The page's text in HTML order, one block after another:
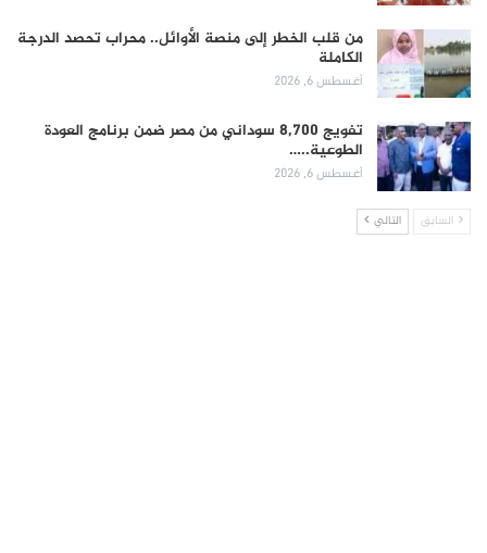
من قلب الخطر إلى منصة الأوائل.. محراب تحصد الدرجة
الكاملة
أغسطس 6, 2026
تفويج 8,700 سوداني من مصر ضمن برنامج العودة
الطوعية..…
أغسطس 6, 2026
السابق التالي